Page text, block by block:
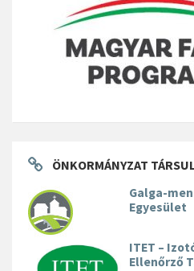
ÖNKORMÁNYZAT
Galga-
Egyesület
ITET –
Ellenőrző